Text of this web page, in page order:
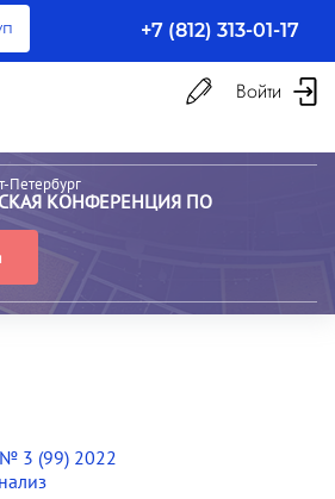
+7 (812) 313-01-17
Войти
Петербург
КОНФЕРЕНЦИЯ ПО
3 (99) 2022